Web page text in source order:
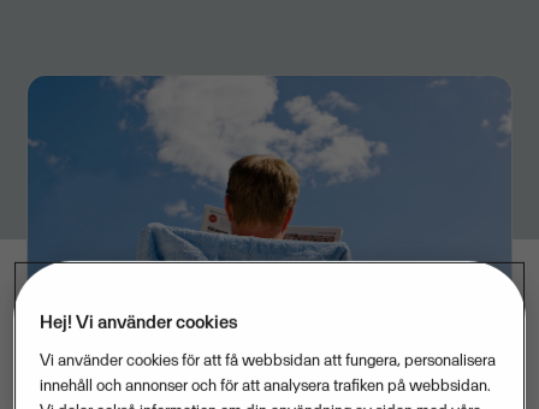
Hej! Vi använder cookies
Vi använder cookies för att få webbsidan att fungera, personalisera
innehåll och annonser och för att analysera trafiken på webbsidan.